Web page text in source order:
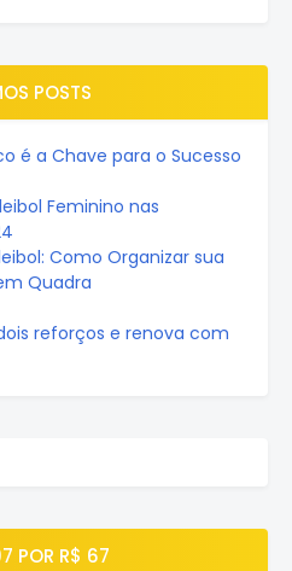
POSTS
é a Chave para o Sucesso
Feminino nas
Como Organizar sua
Quadra
reforços e renova com
POR R$ 67